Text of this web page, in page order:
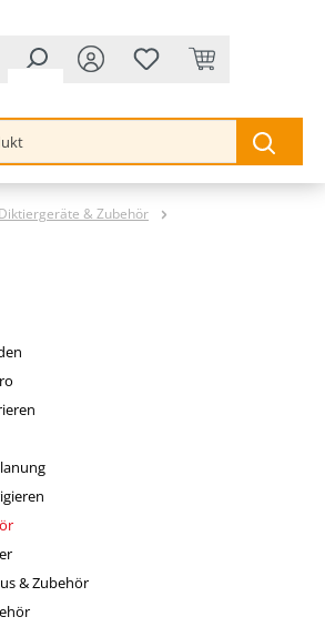
Diktiergeräte & Zubehör
& Zubehör